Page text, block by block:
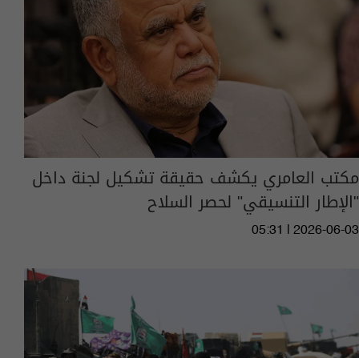
مكتب العامري يكشف حقيقة تشكيل لجنة داخل
"الإطار التنسيقي" لحصر السلاح
05:31 | 2026-06-03